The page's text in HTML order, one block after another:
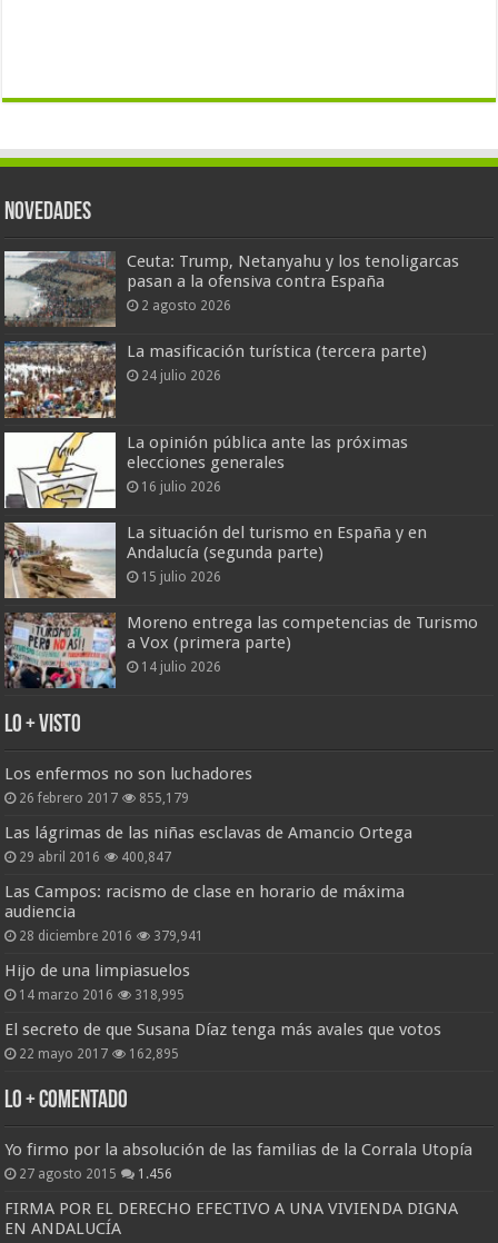
Novedades
Ceuta: Trump, Netanyahu y los tenoligarcas
pasan a la ofensiva contra España
2 agosto 2026
La masificación turística (tercera parte)
24 julio 2026
La opinión pública ante las próximas
elecciones generales
16 julio 2026
La situación del turismo en España y en
Andalucía (segunda parte)
15 julio 2026
Moreno entrega las competencias de Turismo
a Vox (primera parte)
14 julio 2026
Lo + Visto
Los enfermos no son luchadores
26 febrero 2017 855,179
Las lágrimas de las niñas esclavas de Amancio Ortega
29 abril 2016 400,847
Las Campos: racismo de clase en horario de máxima
audiencia
28 diciembre 2016 379,941
Hijo de una limpiasuelos
14 marzo 2016 318,995
El secreto de que Susana Díaz tenga más avales que votos
22 mayo 2017 162,895
Lo + Comentado
Yo firmo por la absolución de las familias de la Corrala Utopía
27 agosto 2015 1.456
FIRMA POR EL DERECHO EFECTIVO A UNA VIVIENDA DIGNA
EN ANDALUCÍA